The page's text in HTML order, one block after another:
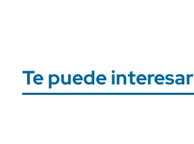
Te puede interesar